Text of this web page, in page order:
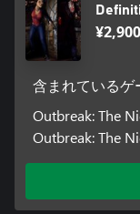
¥2,900
含まれているゲ
Outbreak: The
Outbreak: The